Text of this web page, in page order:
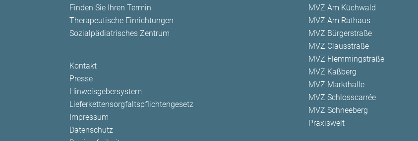
überspringen
Finden Sie Ihren Termin
Therapeutische Einrichtungen
Sozialpädiatrisches Zentrum
Navigation
überspringen
Kontakt
Presse
Hinweisgebersystem
Lieferkettensorgfaltspflichtengesetz
Impressum
Datenschutz
MVZ Am Küchwald
MVZ Am Rathaus
MVZ Bürgerstraße
MVZ Clausstraße
MVZ Flemmingstraße
MVZ Kaßberg
MVZ Markthalle
MVZ Schlosscarrée
MVZ Schneeberg
Praxiswelt